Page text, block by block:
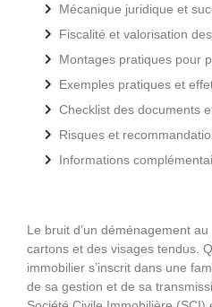
Mécanique juridique et
Fiscalité et valorisation
Exemples pratiques et
Checklist des documents
Risques et
Informations
Le bruit d’un déménagement
cartons et des visages tendus.
immobilier s’inscrit dans une
de sa gestion et de sa